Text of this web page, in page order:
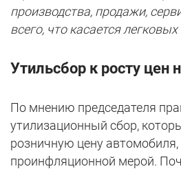
производства, продажи,
всего, что касается
Утильсбор к росту цен
По мнению председателя
утилизационный сбор,
розничную цену автомобиля,
проинфляционной мерой.